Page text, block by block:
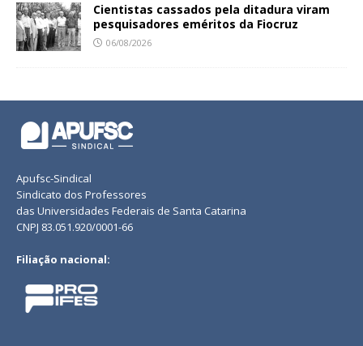
Cientistas cassados pela ditadura viram
pesquisadores eméritos da Fiocruz
06/08/2026
Apufsc-Sindical
Sindicato dos Professores
das Universidades Federais de Santa Catarina
CNPJ 83.051.920/0001-66
Filiação nacional: